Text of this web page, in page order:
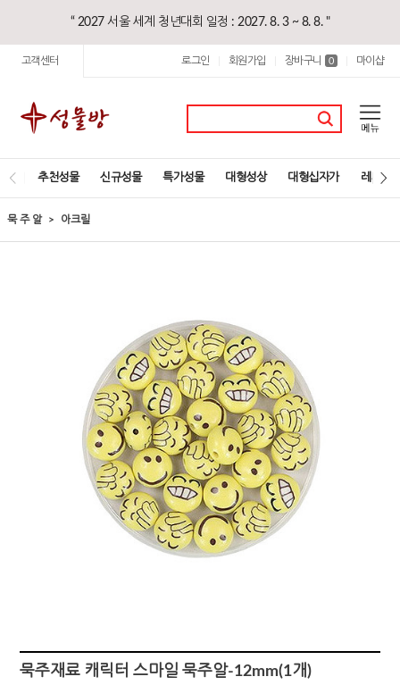
“ 2027 서울 세계 청년대회 일정 : 2027. 8. 3 ~ 8. 8. "
고객센터 로그인 회원가입 장바구니 0 마이샵
추천성물 신규성물 특가성물 대형성상 대형십자가 레지오
묵 주 알 아크릴
묵주재료 캐릭터 스마일 묵주알-12mm(1개)